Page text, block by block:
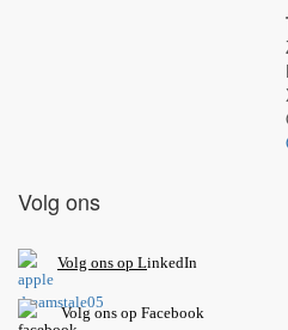
Volg ons
Volg ons op LinkedIn
Volg ons op Facebook